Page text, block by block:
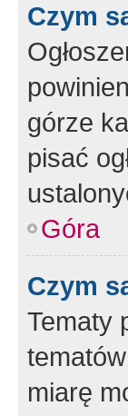
Czym
górze
pisać
Góra
Czym
Tematy
miarę